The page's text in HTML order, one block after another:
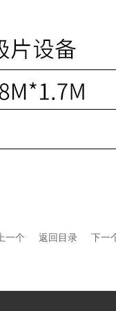
上一个 返回目录 下一